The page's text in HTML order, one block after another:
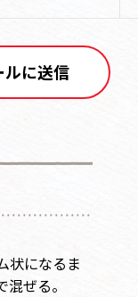
ルに送信
状になるま
ぜる。